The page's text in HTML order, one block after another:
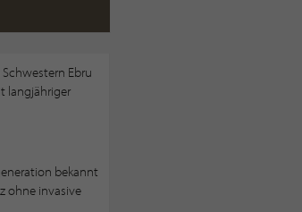
Ebru
langjähriger
bekannt
ohne invasive